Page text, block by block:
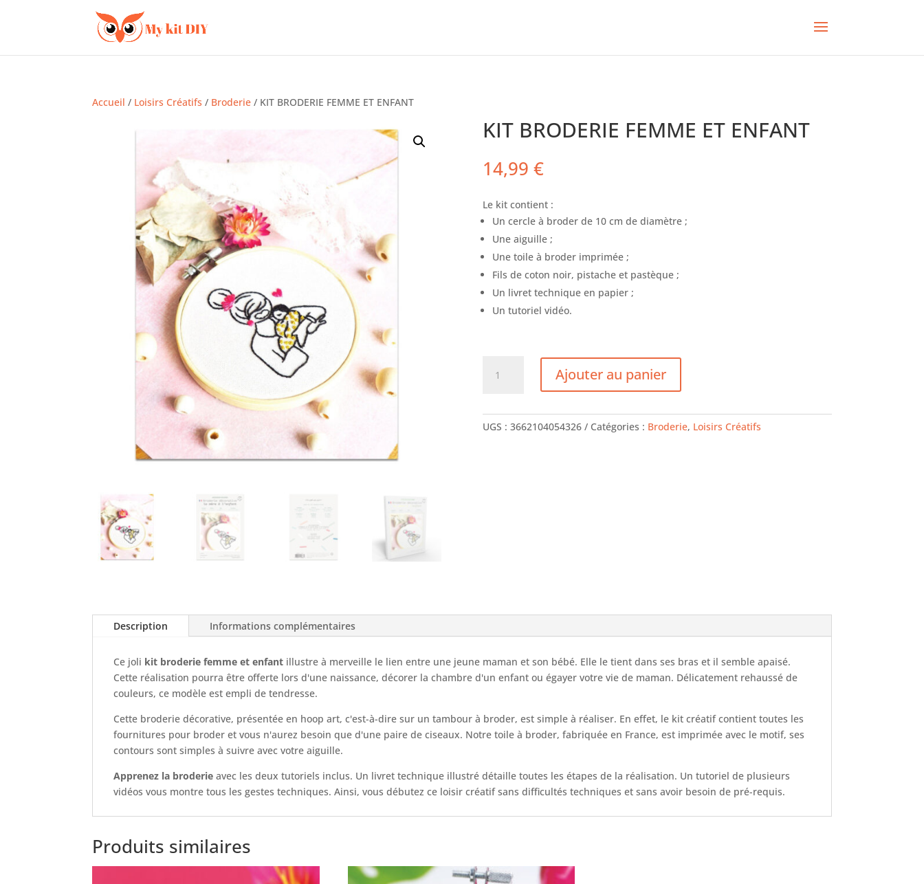
Accueil / Loisirs Créatifs / Broderie / KIT BRODERIE FEMME ET ENFANT
KIT BRODERIE FEMME ET ENFANT
14,99 €
Le kit contient :
Un cercle à broder de 10 cm de diamètre ;
Une aiguille ;
Une toile à broder imprimée ;
Fils de coton noir, pistache et pastèque ;
Un livret technique en papier ;
Un tutoriel vidéo.
FEMME
Ajouter au panier
UGS : 3662104054326 Catégories : Broderie, Loisirs Créatifs
Description Informations complémentaires
Ce joli kit broderie femme et enfant illustre à merveille le lien entre une jeune maman et son bébé. Elle le tient dans ses bras et il semble apaisé.
Cette réalisation pourra être offerte lors d'une naissance, décorer la chambre d'un enfant ou égayer votre vie de maman. Délicatement rehaussé de
couleurs, ce modèle est empli de tendresse.
Cette broderie décorative, présentée en hoop art, c'est-à-dire sur un tambour à broder, est simple à réaliser. En effet, le kit créatif contient toutes les
fournitures pour broder et vous n'aurez besoin que d'une paire de ciseaux. Notre toile à broder, fabriquée en France, est imprimée avec le motif, ses
contours sont simples à suivre avec votre aiguille.
Apprenez la broderieavec les deux tutoriels inclus. Un livret technique illustré détaille toutes les étapes de la réalisation. Un tutoriel de plusieurs
vidéos vous montre tous les gestes techniques. Ainsi, vous débutez ce loisir créatif sans difficultés techniques et sans avoir besoin de pré-requis.
Produits similaires